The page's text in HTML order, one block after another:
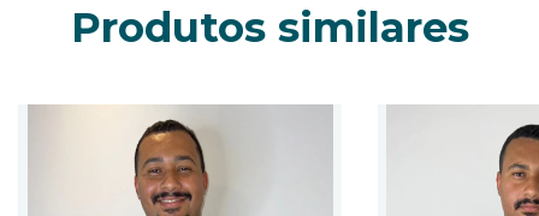
Produtos similares